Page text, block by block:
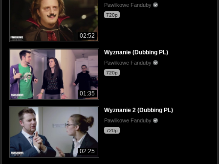
02:52
Pawlikowe Fanduby
720p
01:35
Wyznanie (Dubbing PL)
Pawlikowe Fanduby
720p
02:25
Wyznanie 2 (Dubbing PL)
Pawlikowe Fanduby
720p